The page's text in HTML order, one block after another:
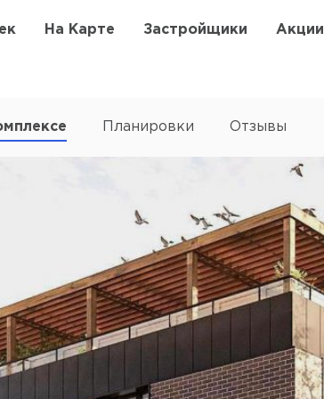
На Карте Застройщики Акции
Планировки Отзывы